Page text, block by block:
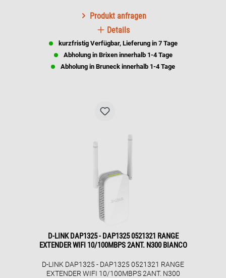
in eine beliebige Steckdose in deinem Zuhause
stecken, um die Reichweite deines drahtlosen
Netzwerks zu erweitern. So klein, dass es in
deiner Handfläche Platz findet, aber so
leistungsstark, dass es drahtlose
Geschwindigkeiten von bis zu 300 Mbps erreicht.
Die Einrichtung des Wireless N300 Range
du mit der WPS-Taste eine Verbindung zu
Abdeckung deines drahtlosen Netzwerks
erweitern. Das kompakte Design des DAP-1320
die Reichweite deines WLAN-Signals erhöhen
musst. Das design für die Wandsteckdose, ohne
zusätzliche Kabel, ermöglicht die einfache
Installation in jeder Umgebung, ohne Unordnung
zu verursachen. Dank seiner kompakten Maße
passt es problemlos in jede Steckdose, ohne
benachbarte Steckdosen zu blockieren. Das
unauffällige Design ermöglicht eine nahtlose
Anpassung an jede Umgebung.
Produkt anfragen
Details
kurzfristig Verfügbar, Lieferung in 7 Tage
Abholung in Brixen innerhalb 1-4 Tage
Abholung in Bruneck innerhalb 1-4 Tage
D-LINK DAP1325 - DAP1325 0521321 RANGE
EXTENDER WIFI 10/100MBPS 2ANT. N300 BIANCO
D-LINK DAP1325 - DAP1325 0521321 RANGE
EXTENDER WIFI 10/100MBPS 2ANT. N300